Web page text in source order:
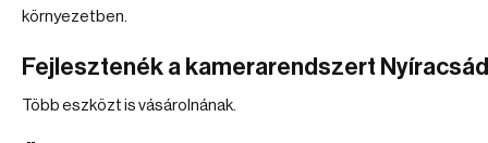
környezetben.
Fejlesztenék a kamerarendszert
Több eszközt is vásárolnának.